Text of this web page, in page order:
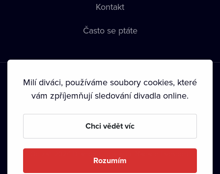
Kontakt
Často se ptáte
Podmínky používání • Ochrana soukromí • Zásady používání
• Autorská práva•
Milí diváci, používáme soubory cookies, které
vám zpříjemňují sledování divadla online.
Chci vědět víc
Rozumím